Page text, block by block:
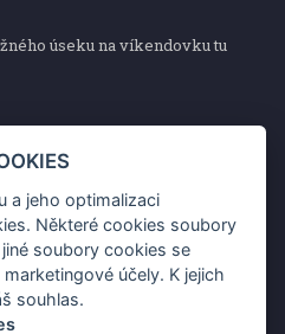
úseku na víkendovku tu
úseku na víkendovku tu
s naCOOPkou sekerku Fiskars
ty nejlepší ceny z letáku!
a jeho optimalizaci
Některé cookies soubory
soubory cookies se
účely. K jejich
souhlas.